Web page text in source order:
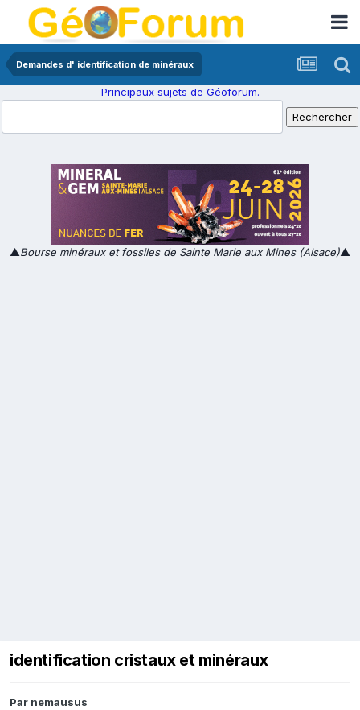
Demandes d' identification de minéraux
Principaux sujets de Géoforum.
▲Bourse minéraux et fossiles de Sainte Marie aux Mines (Alsace)▲
identification cristaux et minéraux
Par nemausus